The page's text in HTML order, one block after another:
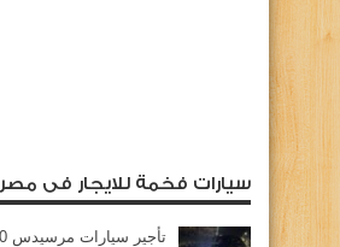
سيارات فخمة للايجار فى مصر